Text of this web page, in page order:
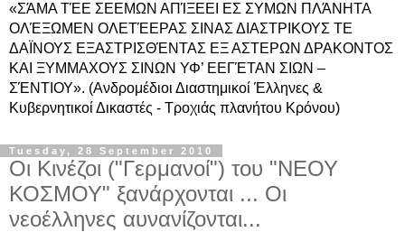
«ΣΆΜΑ ΤΈΕ ΣΕΕΜΩΝ ΑΠΊΞΕΕΙ ΕΣ ΣΥΜΩΝ ΠΛΆΝΗΤΑ
ΟΛΈΞΩΜΕΝ ΟΛΕΤΈΕΡΑΣ ΣΙΝΑΣ ΔΙΑΣΤΡΙΚΟΥΣ ΤΕ
ΔΑΪΝΟΥΣ ΕΞΑΣΤΡΙΣΘΈΝΤΑΣ ΕΞ ΑΣΤΕΡΩΝ ΔΡΑΚΟΝΤΟΣ
ΚΑΙ ΞΥΜΜΑΧΟΥΣ ΣΙΝΩΝ ΥΦ’ ΕΕΓΈΤΑΝ ΣΙΩΝ –
ΣΈΝΤΙΟΥ». (Ανδρομέδιοι Διαστημικοί Έλληνες &
Κυβερνητικοί Δικαστές - Τροχιάς πλανήτου Κρόνου)
Tuesday, 28 September 2010
Οι Κινέζοι ("Γερμανοί") του "ΝΕΟΥ
ΚΟΣΜΟΥ" ξανάρχονται ... Οι
νεοέλληνες αυνανίζονται...